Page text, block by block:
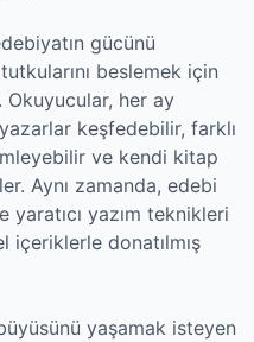
gücünü
beslemek için
Okuyucular, her ay
keşfedebilir, farklı
ve kendi kitap
Aynı zamanda, edebi
yazım teknikleri
içeriklerle donatılmış
yaşamak isteyen